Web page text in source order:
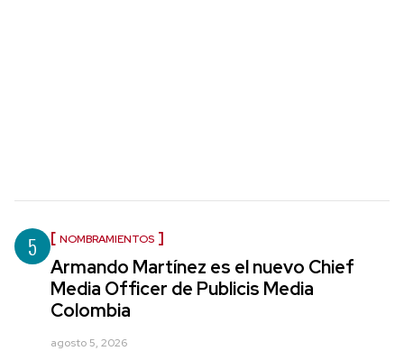
5 NOMBRAMIENTOS
Armando Martínez es el nuevo Chief
Media Officer de Publicis Media
Colombia
agosto 5, 2026